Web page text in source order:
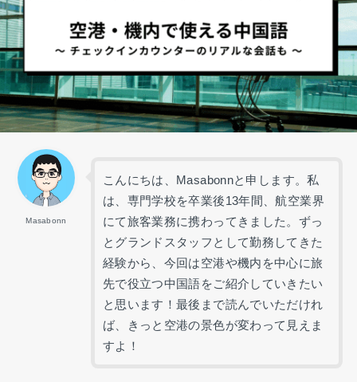
Masabonn
こんにちは、Masabonnと申します。私
は、専門学校を卒業後13年間、航空業界
にて旅客業務に携わってきました。ずっ
とグランドスタッフとして勤務してきた
経験から、今回は空港や機内を中心に旅
先で役立つ中国語をご紹介していきたい
と思います！最後まで読んでいただけれ
ば、きっと空港の景色が変わって見えま
すよ！